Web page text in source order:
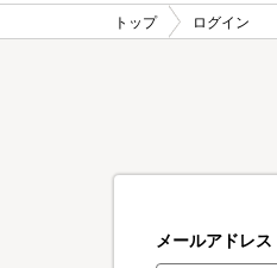
トップ ログイン
メールアドレス